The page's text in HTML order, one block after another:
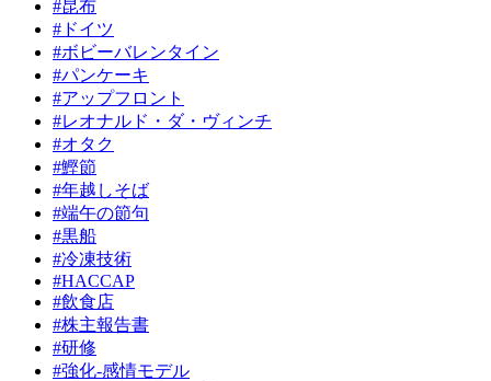
#昆布
#ドイツ
#ボビーバレンタイン
#パンケーキ
#アップフロント
#レオナルド・ダ・ヴィンチ
#オタク
#鰹節
#年越しそば
#端午の節句
#黒船
#冷凍技術
#HACCAP
#飲食店
#株主報告書
#研修
#強化-感情モデル